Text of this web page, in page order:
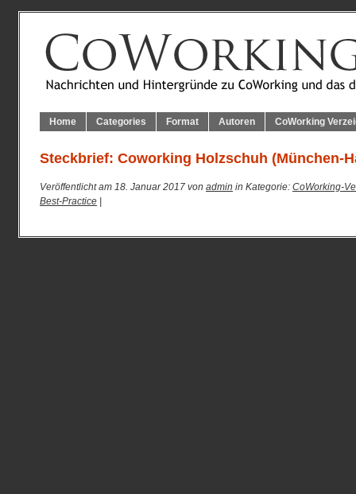
Home Categories Format Autoren CoWorking
Steckbrief: Coworking Holzschuh (München-
Veröffentlicht am 18. Januar 2017 von admin in Kategorie: CoWorking-
Best-Practice